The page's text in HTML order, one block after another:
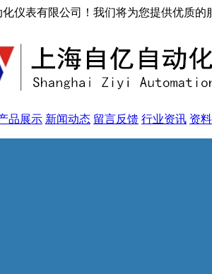
仪表有限公司！我们将为您提供优质的
品展示 新闻动态 留言反馈 行业资讯 资